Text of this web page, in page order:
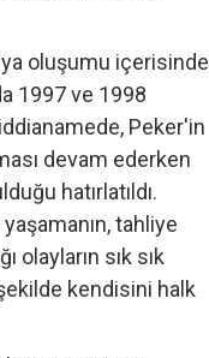
oluşumu içerisinde
1997 ve 1998
iddianamede, Peker'in
devam ederken
hatırlatıldı.
tahliye
olayların sık sık
kendisini halk